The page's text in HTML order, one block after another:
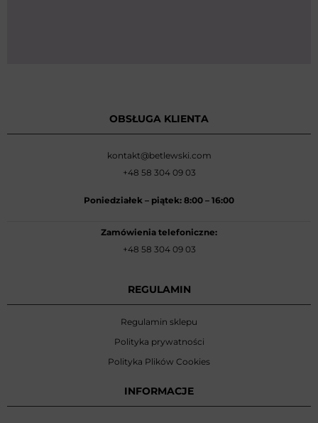
OBSŁUGA KLIENTA
kontakt@betlewski.com
+48 58 304 09 03
Poniedziałek – piątek: 8:00 – 16:00
Zamówienia telefoniczne:
+48 58 304 09 03
REGULAMIN
Regulamin sklepu
Polityka prywatności
Polityka Plików Cookies
INFORMACJE